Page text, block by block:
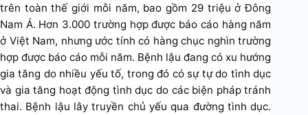
trên toàn thế giới mỗi năm, bao gồm 29 triệu ở Đông
Nam Á. Hơn 3.000 trường hợp được báo cáo hàng năm
ở Việt Nam, nhưng ước tính có hàng chục nghìn trường
hợp được báo cáo mỗi năm. Bệnh lậu đang có xu hướng
gia tăng do nhiều yếu tố, trong đó có sự tự do tình dục
và gia tăng hoạt động tình dục do các biện pháp tránh
thai. Bệnh lậu lây truyền chủ yếu qua đường tình dục.